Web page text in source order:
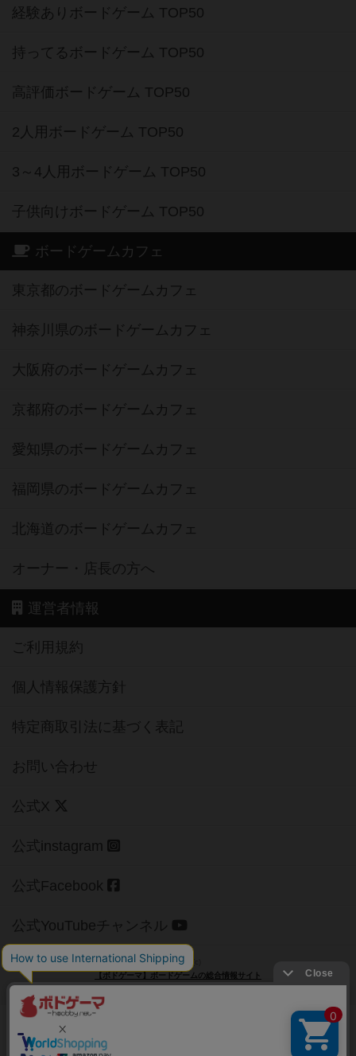
経験ありボードゲーム TOP50
持ってるボードゲーム TOP50
高評価ボードゲーム TOP50
2人用ボードゲーム TOP50
3～4人用ボードゲーム TOP50
子供向けボードゲーム TOP50
ボードゲームカフェ
東京都のボードゲームカフェ
神奈川県のボードゲームカフェ
大阪府のボードゲームカフェ
京都府のボードゲームカフェ
愛知県のボードゲームカフェ
福岡県のボードゲームカフェ
北海道のボードゲームカフェ
オーナー・店長の方へ
運営者情報
ご利用規約
個人情報保護方針
特定商取引法に基づく表記
お問い合わせ
公式X
公式instagram
公式Facebook
公式YouTubeチャンネル
Copyright (c)
【ボドゲーマ】ボードゲームの総合情報サイト